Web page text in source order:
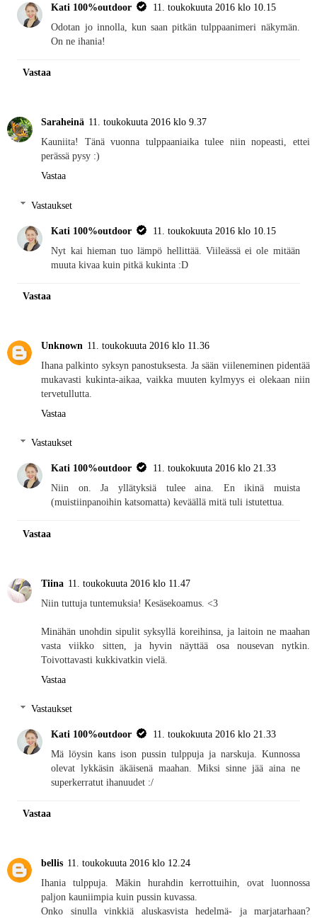
Kati 100%outdoor
11. toukokuuta 2016 klo 10.15
Odotan jo innolla, kun saan pitkän tulppaanimeri näkymän.
On ne ihania!
Vastaa
Saraheinä 11. toukokuuta 2016 klo 9.37
Kauniita! Tänä vuonna tulppaaniaika tulee niin nopeasti, ettei
perässä pysy :)
Vastaa
Vastaukset
Kati 100%outdoor
11. toukokuuta 2016 klo 10.15
Nyt kai hieman tuo lämpö hellittää. Viileässä ei ole mitään
muuta kivaa kuin pitkä kukinta :D
Vastaa
Unknown 11. toukokuuta 2016 klo 11.36
Ihana palkinto syksyn panostuksesta. Ja sään viileneminen pidentää
mukavasti kukinta-aikaa, vaikka muuten kylmyys ei olekaan niin
tervetullutta.
Vastaa
Vastaukset
Kati 100%outdoor
11. toukokuuta 2016 klo 21.33
Niin on. Ja yllätyksiä tulee aina. En ikinä muista
(muistiinpanoihin katsomatta) keväällä mitä tuli istutettua.
Vastaa
Tiina 11. toukokuuta 2016 klo 11.47
Niin tuttuja tuntemuksia! Kesäsekoamus. <3
Minähän unohdin sipulit syksyllä koreihinsa, ja laitoin ne maahan
vasta viikko sitten, ja hyvin näyttää osa nousevan nytkin.
Toivottavasti kukkivatkin vielä.
Vastaa
Vastaukset
Kati 100%outdoor
11. toukokuuta 2016 klo 21.33
Mä löysin kans ison pussin tulppuja ja narskuja. Kunnossa
olevat lykkäsin äkäisenä maahan. Miksi sinne jää aina ne
superkerratut ihanuudet :/
Vastaa
bellis 11. toukokuuta 2016 klo 12.24
Ihania tulppuja. Mäkin hurahdin kerrottuihin, ovat luonnossa
paljon kauniimpia kuin pussin kuvassa.
Onko sinulla vinkkiä aluskasvista hedelmä- ja marjatarhaan?